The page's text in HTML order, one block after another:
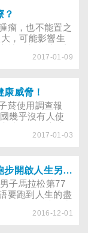
？
瘤，也不能置之
，可能影響生
靠內視鏡和顯微
2017-01-09
威脅！
菸使用調查報
幾乎沒有人使
用傳統菸品的比
不安全的。而電
呼籲電子菸難控
2017-01-03
馬拉松選手張嘉哲》跑步開啟人生另一片視野
子馬拉松第77
要跑到人生的盡
2016-12-01